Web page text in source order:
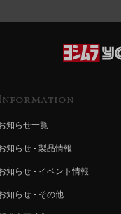
知らせ一覧
知らせ - 製品情報
知らせ - イベント情報
知らせ - その他